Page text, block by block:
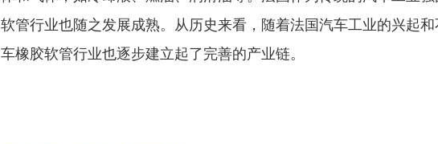
软管行业也随之发展成熟。从历史来看，随着法国汽车工业的兴起
车橡胶软管行业也逐步建立起了完善的产业链。